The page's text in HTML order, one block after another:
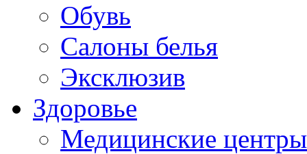
Обувь
Салоны белья
Эксклюзив
Здоровье
Медицинские центры